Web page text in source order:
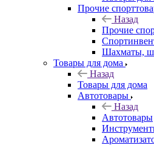
Прочие
Назад
Прочие
Шахматы,
Товары для дома
Назад
Товары для дома
Автотовары
Назад
Автотовары